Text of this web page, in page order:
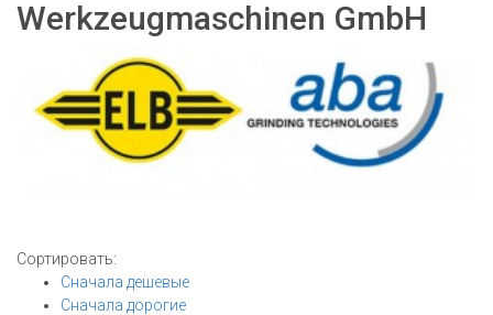
Werkzeugmaschinen GmbH
Сортировать:
Сначала дешевые
Сначала дорогие